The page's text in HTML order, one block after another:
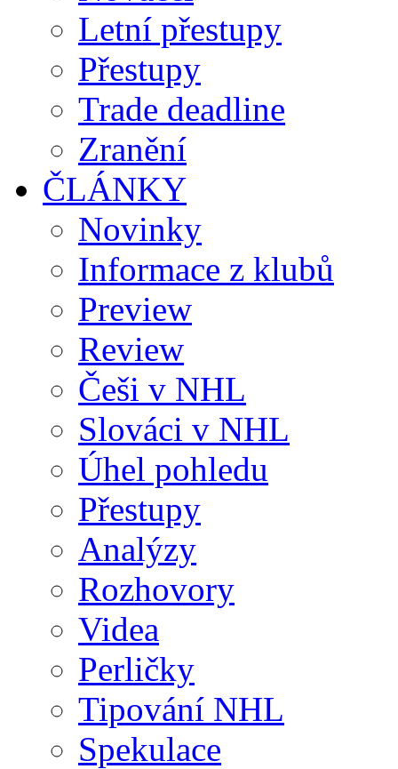
Letní přestupy
Přestupy
Trade deadline
Zranění
ČLÁNKY
Novinky
Informace z klubů
Preview
Review
Češi v NHL
Slováci v NHL
Úhel pohledu
Přestupy
Analýzy
Rozhovory
Videa
Perličky
Tipování NHL
Spekulace